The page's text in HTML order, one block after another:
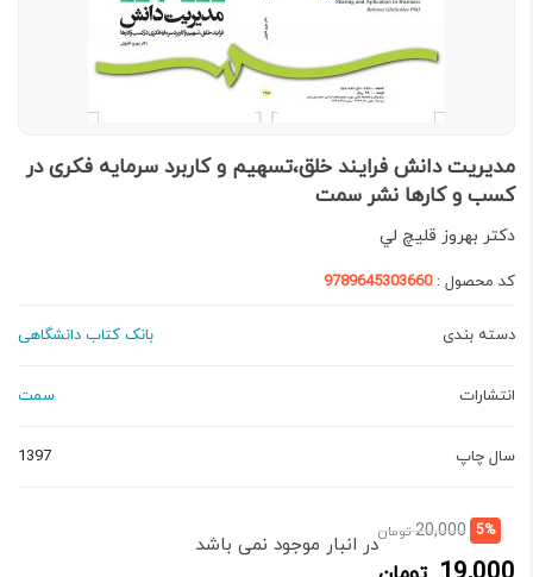
مدیریت دانش فرایند خلق،تسهیم و کاربرد سرمایه فکری در
کسب ‌و‌ کارها نشر سمت
دكتر بهروز قليچ ‌لي
کد محصول :9789645303660
دسته بندی بانک کتاب دانشگاهی
انتشارات سمت
سال چاپ 1397
5%
20,000 تومانقیمت
اصلی:
قیمت
فعلی:
19,000 تومان.
در انبار موجود نمی باشد